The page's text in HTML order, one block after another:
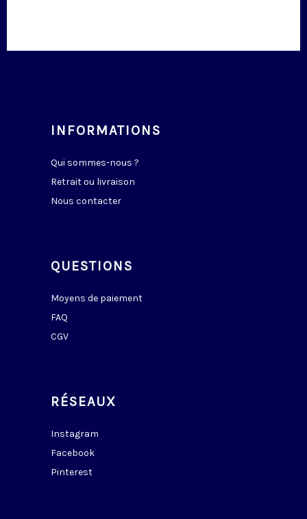
INFORMATIONS
Qui sommes-nous ?
Retrait ou livraison
Nous contacter
QUESTIONS
Moyens de paiement
FAQ
CGV
RÉSEAUX
Instagram
Facebook
Pinterest